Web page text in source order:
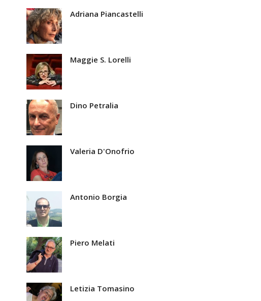
Adriana Piancastelli
Maggie S. Lorelli
Dino Petralia
Valeria D'Onofrio
Antonio Borgia
Piero Melati
Letizia Tomasino